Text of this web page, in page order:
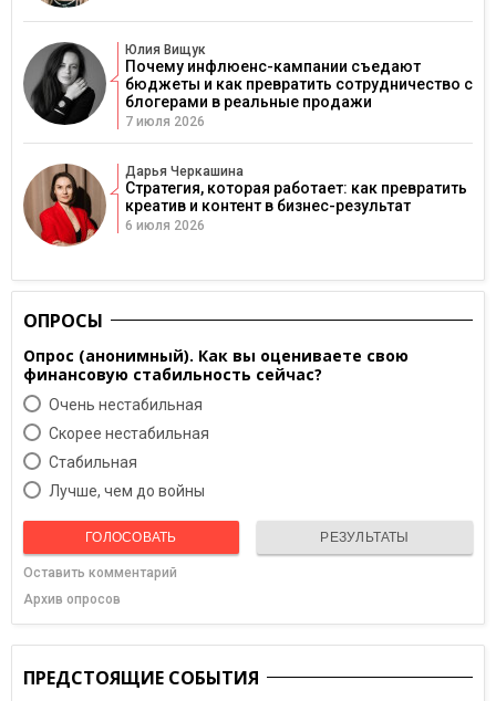
Юлия Вищук
Почему инфлюенс-кампании съедают
бюджеты и как превратить сотрудничество с
блогерами в реальные продажи
7 июля 2026
Дарья Черкашина
Стратегия, которая работает: как превратить
креатив и контент в бизнес-результат
6 июля 2026
ОПРОСЫ
Опрос (анонимный). Как вы оцениваете свою
финансовую стабильность сейчас?
Очень нестабильная
Скорее нестабильная
Cтабильная
Лучше, чем до войны
ГОЛОСОВАТЬ РЕЗУЛЬТАТЫ
Оставить комментарий
Архив опросов
ПРЕДСТОЯЩИЕ СОБЫТИЯ